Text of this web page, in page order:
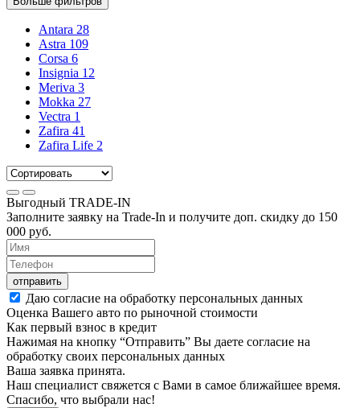
Antara 28
Astra 109
Corsa 6
Insignia 12
Meriva 3
Mokka 27
Vectra 1
Zafira 41
Zafira Life 2
Выгодный TRADE-IN
Заполните заявку на Trade-In и получите доп. скидку до 150
000 руб.
отправить
Даю согласие на обработку персональных данных
Оценка Вашего авто по рыночной стоимости
Как первый взнос в кредит
Нажимая на кнопку “Отправить” Вы даете согласие на
обработку своих персональных данных
Ваша заявка принята.
Наш специалист свяжется с Вами в самое ближайшее время.
Спасибо, что выбрали нас!